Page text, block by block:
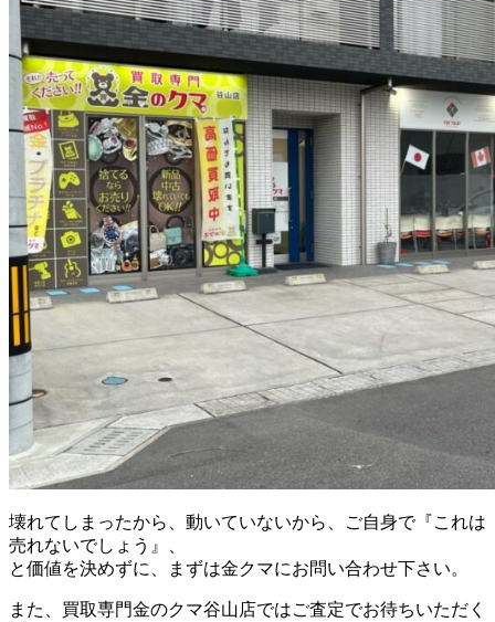
壊れてしまったから、動いていないから、ご自身で『これは
売れないでしょう』、
と価値を決めずに、まずは金クマにお問い合わせ下さい。
また、買取専門金のクマ谷山店ではご査定でお待ちいただく